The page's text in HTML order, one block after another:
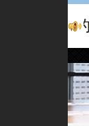
周年，新